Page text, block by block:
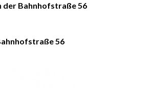
der Bahnhofstraße 56
56